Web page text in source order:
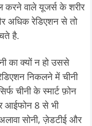
करने वाले यूजर्स के शरीर
अधिक रेडिएशन से तो
है.
का क्यों न हो उससे
निकलने में चीनी
चीनी के स्मार्ट फ़ोन
आईफोन 8 से भी
सोनी, ज़ेडटीई और